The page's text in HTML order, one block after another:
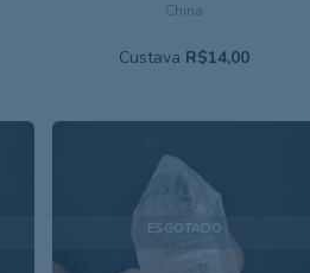
China
Custava R$14,00
ESGOTADO